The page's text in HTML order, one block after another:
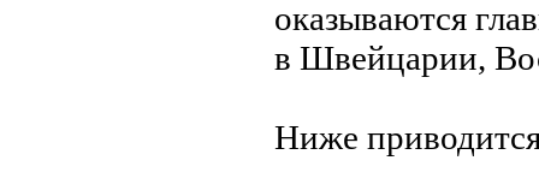
оказываются
в Швейцарии,
Ниже